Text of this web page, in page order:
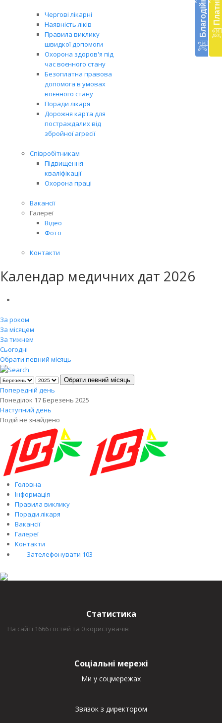
Чергові лікарні
Наявність ліків
Правила виклику
швидкої допомоги
Охорона здоров'я під
час воєнного стану
Безоплатна правова
допомога в умовах
воєнного стану
Поради лікаря
Дорожня карта для
постраждалих від
збройної агресії
Співробітникам
Підвищення
кваліфікації
Охорона праці
Вакансії
Галереї
Відео
Фото
Контакти
Календар медичних дат 2026
За роком
За місяцем
За тижнем
Сьогодні
Обрати певний місяць
Обрати певний місяць
Попередній день
Понеділок 17 Березень 2025
Наступний день
Подій не знайдено
Головна
Інформація
Правила виклику
Поради лікаря
Вакансії
Галереї
Контакти
Зателефонувати 103
Статистика
На сайті 1666 гостей та 0 користувачів
Соціальні мережі
Ми у соцмережах
Звязок з директором